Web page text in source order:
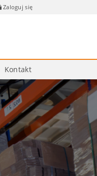
Zaloguj się
Kontakt